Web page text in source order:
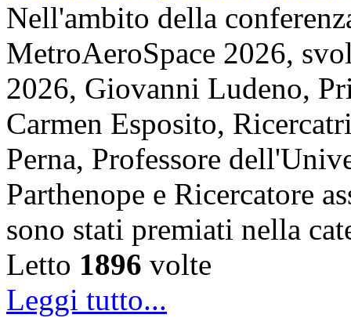
Nell'ambito della
MetroAeroSpace 2026,
2026, Giovanni Ludeno,
Carmen Esposito,
Perna, Professore
Parthenope e Ricercatore
sono stati premiati nella
Letto 1896 volte
Leggi tutto...